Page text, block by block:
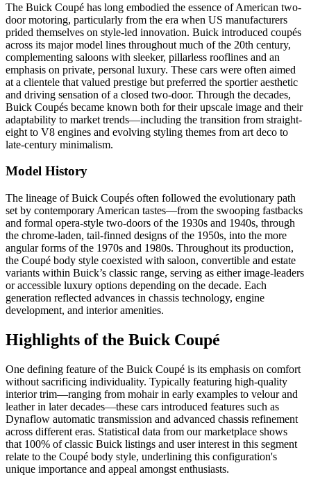
The Buick Coupé has long embodied the essence of American two-
door motoring, particularly from the era when US manufacturers
prided themselves on style-led innovation. Buick introduced coupés
across its major model lines throughout much of the 20th century,
complementing saloons with sleeker, pillarless rooflines and an
emphasis on private, personal luxury. These cars were often aimed
at a clientele that valued prestige but preferred the sportier aesthetic
and driving sensation of a closed two-door. Through the decades,
Buick Coupés became known both for their upscale image and their
adaptability to market trends—including the transition from straight-
eight to V8 engines and evolving styling themes from art deco to
late-century minimalism.
Model History
The lineage of Buick Coupés often followed the evolutionary path
set by contemporary American tastes—from the swooping fastbacks
and formal opera-style two-doors of the 1930s and 1940s, through
the chrome-laden, tail-finned designs of the 1950s, into the more
angular forms of the 1970s and 1980s. Throughout its production,
the Coupé body style coexisted with saloon, convertible and estate
variants within Buick’s classic range, serving as either image-leaders
or accessible luxury options depending on the decade. Each
generation reflected advances in chassis technology, engine
development, and interior amenities.
Highlights of the Buick Coupé
One defining feature of the Buick Coupé is its emphasis on comfort
without sacrificing individuality. Typically featuring high-quality
interior trim—ranging from mohair in early examples to velour and
leather in later decades—these cars introduced features such as
Dynaflow automatic transmission and advanced chassis refinement
across different eras. Statistical data from our marketplace shows
that 100% of classic Buick listings and user interest in this segment
relate to the Coupé body style, underlining this configuration's
unique importance and appeal amongst enthusiasts.